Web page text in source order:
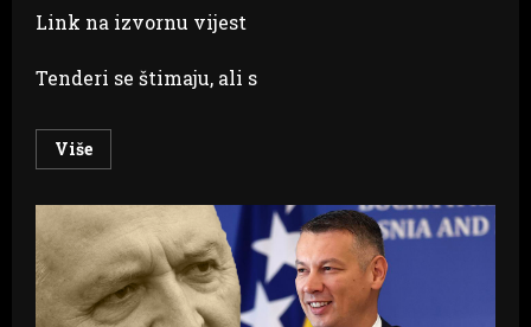
Link na izvornu vijest
Tenderi se štimaju, ali s
VišeRead
more
“PROFESIONALNIH
ŽALITELJA”
Kako
padaju
tenderi
u
BiH